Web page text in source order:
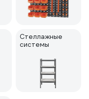
Стеллажные
системы